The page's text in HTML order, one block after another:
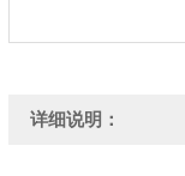
详细说明：